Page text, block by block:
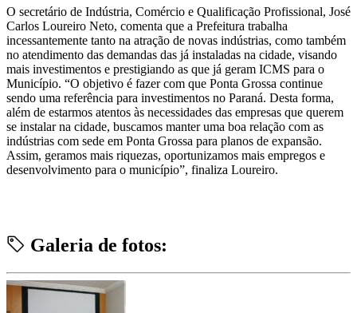
O secretário de Indústria, Comércio e Qualificação Profissional, José
Carlos Loureiro Neto, comenta que a Prefeitura trabalha
incessantemente tanto na atração de novas indústrias, como também
no atendimento das demandas das já instaladas na cidade, visando
mais investimentos e prestigiando as que já geram ICMS para o
Município. “O objetivo é fazer com que Ponta Grossa continue
sendo uma referência para investimentos no Paraná. Desta forma,
além de estarmos atentos às necessidades das empresas que querem
se instalar na cidade, buscamos manter uma boa relação com as
indústrias com sede em Ponta Grossa para planos de expansão.
Assim, geramos mais riquezas, oportunizamos mais empregos e
desenvolvimento para o município”, finaliza Loureiro.
Galeria de fotos: